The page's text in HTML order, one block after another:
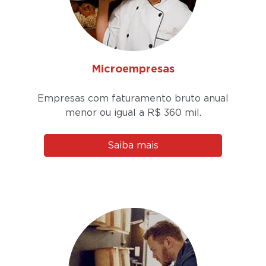
Microempresas
Empresas com faturamento bruto anual
menor ou igual a R$ 360 mil.
Saiba mais